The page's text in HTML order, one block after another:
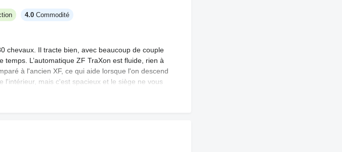
4.0 Commodité
chevaux. Il tracte bien, avec beaucoup de couple
L’automatique ZF TraXon est fluide, rien à
à l'ancien XF, ce qui aide lorsque l'on descend
l'intérieur, mais c'est spacieux et le siège ne vous
est rempli de réglages que je n’utilise même